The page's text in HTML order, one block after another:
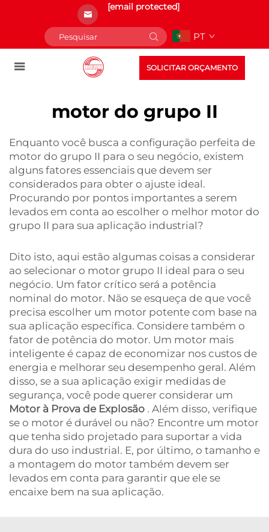
[email protected]
PT
SOLICITAR ORÇAMENTO
motor do grupo II
Enquanto você busca a configuração perfeita de
motor do grupo II para o seu negócio, existem
alguns fatores essenciais que devem ser
considerados para obter o ajuste ideal.
Procurando por pontos importantes a serem
levados em conta ao escolher o melhor motor do
grupo II para sua aplicação industrial?
Dito isto, aqui estão algumas coisas a considerar
ao selecionar o motor grupo II ideal para o seu
negócio. Um fator crítico será a potência
nominal do motor. Não se esqueça de que você
precisa escolher um motor potente com base na
sua aplicação específica. Considere também o
fator de potência do motor. Um motor mais
inteligente é capaz de economizar nos custos de
energia e melhorar seu desempenho geral. Além
disso, se a sua aplicação exigir medidas de
segurança, você pode querer considerar um
Motor à Prova de Explosão . Além disso, verifique
se o motor é durável ou não? Encontre um motor
que tenha sido projetado para suportar a vida
dura do uso industrial. E, por último, o tamanho e
a montagem do motor também devem ser
levados em conta para garantir que ele se
encaixe bem na sua aplicação.